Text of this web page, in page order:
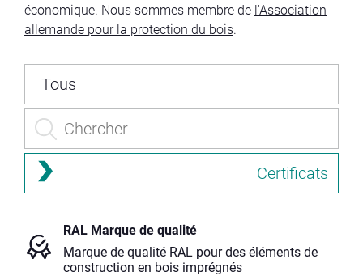
économique. Nous sommes membre de l'Association
allemande pour la protection du bois.
Tous
Certificats
RAL Marque de qualité
Marque de qualité RAL pour des éléments de
construction en bois imprégnés